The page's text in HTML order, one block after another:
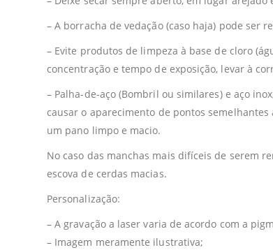
– A borracha de vedação (caso haja) pode ser
– Evite produtos de limpeza à base de cloro
concentração e tempo de exposição, levar à
– Palha-de-aço (Bombril ou similares) e aço
causar o aparecimento de pontos
um pano limpo e macio.
No caso das manchas mais difíceis de serem
escova de cerdas macias.
Personalização:
– A gravação a laser varia de acordo com a
– Imagem meramente ilustrativa;